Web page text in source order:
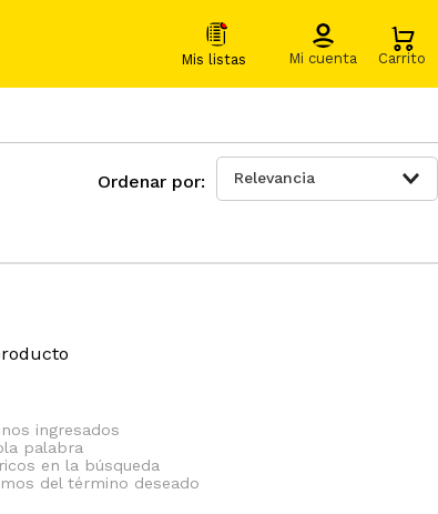
Relevancia
ingresados
palabra
en la búsqueda
del término deseado